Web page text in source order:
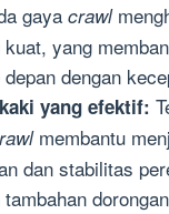
gaya crawl
yang
dengan
yang efektif:
membantu
dan stabilitas